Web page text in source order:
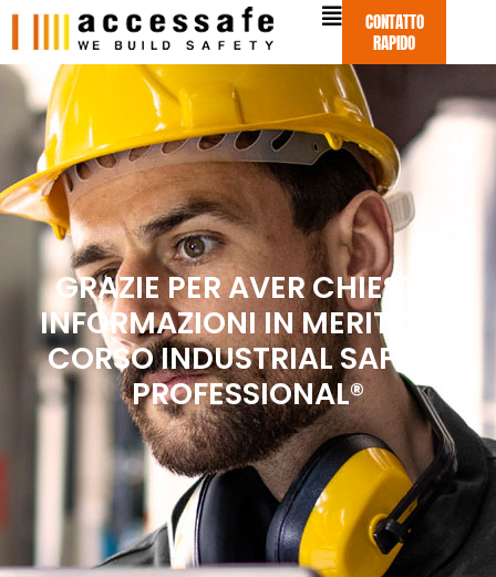
Vai
contenuto
CONTATTO
RAPIDO
GRAZIE PER AVER CHIESTO
INFORMAZIONI IN MERITO AL
CORSO INDUSTRIAL SAFETY
PROFESSIONAL®